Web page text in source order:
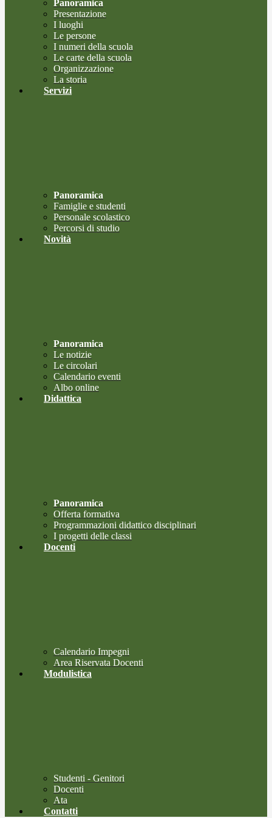
Panoramica
Presentazione
I luoghi
Le persone
I numeri della scuola
Le carte della scuola
Organizzazione
La storia
Servizi
Panoramica
Famiglie e studenti
Personale scolastico
Percorsi di studio
Novità
Panoramica
Le notizie
Le circolari
Calendario eventi
Albo online
Didattica
Panoramica
Offerta formativa
Programmazioni didattico disciplinari
I progetti delle classi
Docenti
Calendario Impegni
Area Riservata Docenti
Modulistica
Studenti - Genitori
Docenti
Ata
Contatti